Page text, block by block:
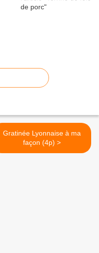
Gratinée Lyonnaise à ma
façon (4p) >